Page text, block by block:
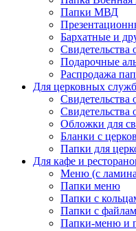
Папки МВД
Бархатные и
Свидетельства
Подарочные
Распродажа
Для церковных служб
Свидетельства
Свидетельства
Обложки для
Бланки с
Папки для
Для кафе и
Меню (с
Папки меню
Папки с
Папки с
Папки-меню и